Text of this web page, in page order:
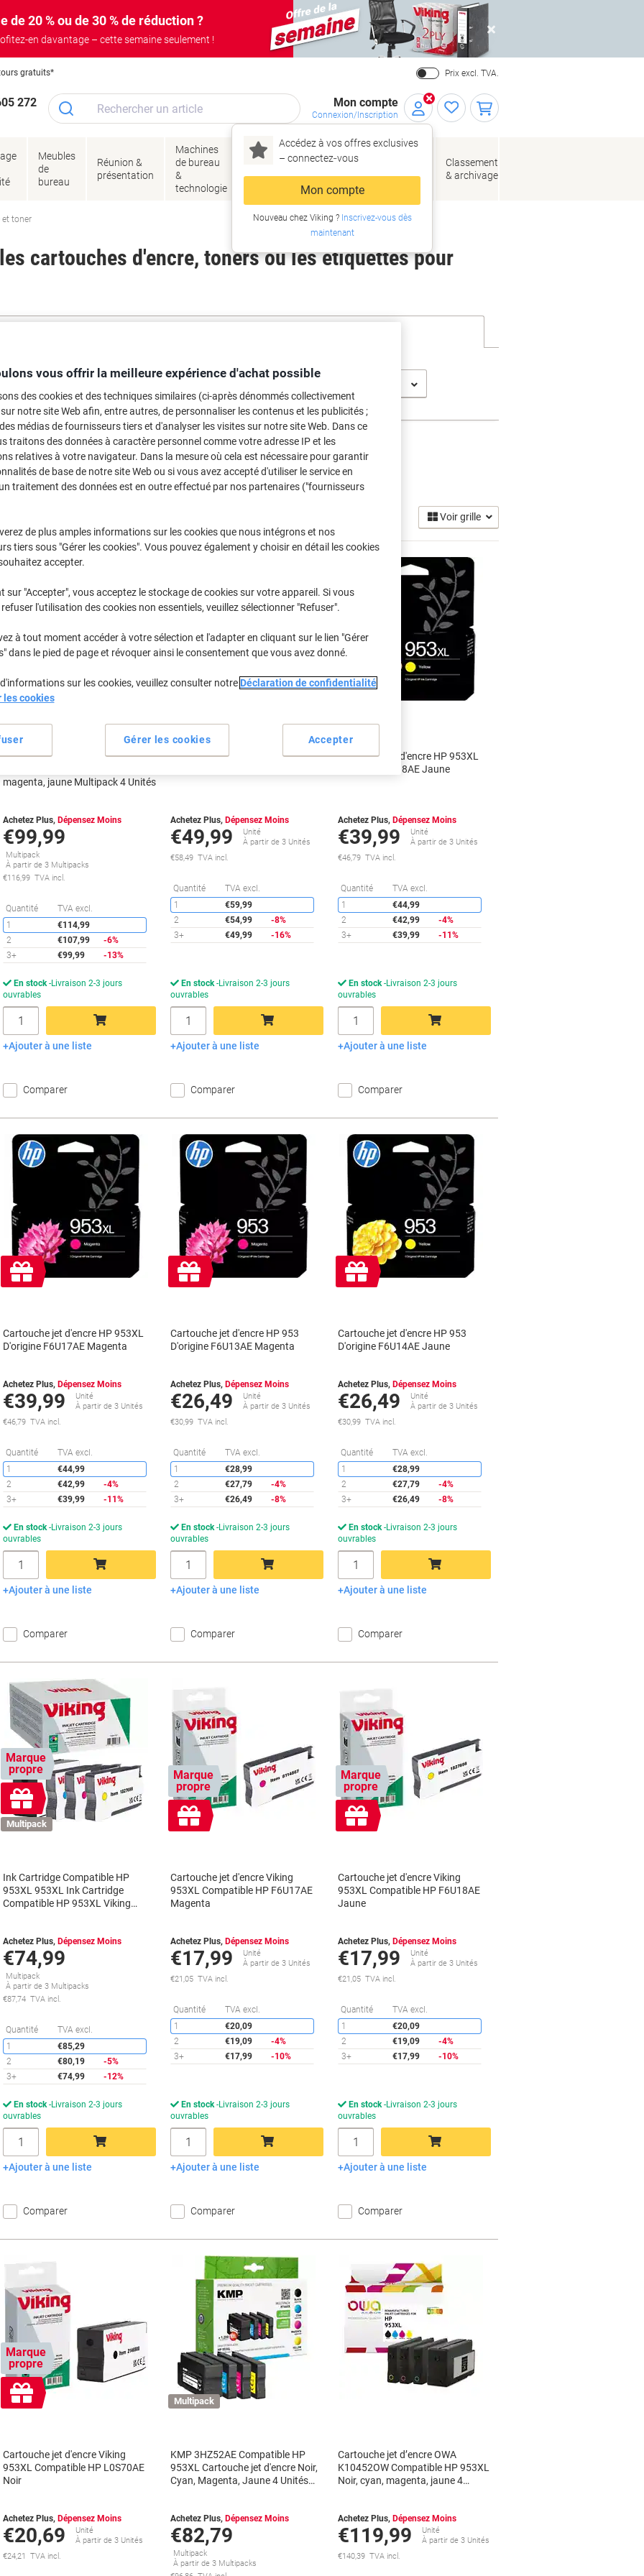
de 20 % ou de 30 % de réduction ?
en davantage – cette semaine seulement !
Close
gratuits* Prix excl. TVA.
272 Mon compte
Connexion/Inscription
Accédez à vos offres exclusives
– connectez‑vous
Mon compte
Nouveau chez Viking ?Inscrivez-vous dès
maintenant
Meubles
de
bureau
Réunion &
présentation
Machines
de bureau
&
technologie
Encres
Papier,
enveloppes
&
emballage
de bureau
Classement
& archivage
et toner
cartouches d'encre, toners ou les étiquettes pour
les cartouches précédemment achetéesSe connecter
Officejet Pro 8717 Cartouches Jet Encre
Voir grille
gratuit
Multipack
Cartouche jet d'encre HP 953
magenta, jaune Multipack 4 Unités
Achetez Plus, Dépensez Moins
€99,99
Multipack
À partir de 3 Multipacks
€116,99 TVA incl.
Quantité TVA excl.
Économies
1
€114,99
2
€107,99
-6%
3+
€99,99 -13%
En stock Livraison 2-3 jours
ouvrables
Quantité
Ajouter au panier
Ajouter à une liste
Comparer
Cadeau
Cartouche jet d'encre HP 953XL
Achetez Plus, Dépensez Moins
€49,99
Unité
À partir de 3 Unités
€58,49 TVA incl.
Quantité TVA excl.
Économies
1
€59,99
2
€54,99
-8%
3+
€49,99 -16%
En stock Livraison 2-3 jours
ouvrables
Quantité
Ajouter au panier
Ajouter à une liste
Comparer
Cadeau
Cartouche jet d'encre HP 953XL
D'origine F6U18AE Jaune
Achetez Plus, Dépensez Moins
€39,99
Unité
À partir de 3 Unités
€46,79 TVA incl.
Quantité TVA excl.
1
€44,99
2
€42,99
-4%
3+
€39,99 -11%
En stock Livraison 2-3 jours
ouvrables
Quantité
Ajouter au panier
Ajouter à une liste
Comparer
Cadeau
gratuit
Cartouche jet d'encre HP 953XL
D'origine F6U17AE Magenta
Achetez Plus, Dépensez Moins
€39,99
Unité
À partir de 3 Unités
€46,79 TVA incl.
Quantité TVA excl.
Économies
1
€44,99
2
€42,99
-4%
3+
€39,99 -11%
En stock Livraison 2-3 jours
ouvrables
Quantité
Ajouter au panier
Ajouter à une liste
Comparer
Cadeau
gratuit
Cartouche jet d'encre HP 953
D'origine F6U13AE Magenta
Achetez Plus, Dépensez Moins
€26,49
Unité
À partir de 3 Unités
€30,99 TVA incl.
Quantité TVA excl.
Économies
1
€28,99
2
€27,79
-4%
3+
€26,49 -8%
En stock Livraison 2-3 jours
ouvrables
Quantité
Ajouter au panier
Ajouter à une liste
Comparer
Cadeau
gratuit
Cartouche jet d'encre HP 953
D'origine F6U14AE Jaune
Achetez Plus, Dépensez Moins
€26,49
Unité
À partir de 3 Unités
€30,99 TVA incl.
Quantité TVA excl.
1
€28,99
2
€27,79
-4%
3+
€26,49 -8%
En stock Livraison 2-3 jours
ouvrables
Quantité
Ajouter au panier
Ajouter à une liste
Comparer
Marque
propre
Cadeau
gratuit
Multipack
Ink Cartridge Compatible HP
953XL 953XL Ink Cartridge
Compatible HP 953XL Viking
Achetez Plus, Dépensez Moins
€74,99
Multipack
À partir de 3 Multipacks
€87,74 TVA incl.
Quantité TVA excl.
Économies
1
€85,29
2
€80,19
-5%
3+
€74,99 -12%
En stock Livraison 2-3 jours
ouvrables
Quantité
Ajouter au panier
Ajouter à une liste
Comparer
Marque
propre
Cadeau
gratuit
Cartouche jet d'encre Viking
953XL Compatible HP F6U17AE
Magenta
Achetez Plus, Dépensez Moins
€17,99
Unité
À partir de 3 Unités
€21,05 TVA incl.
Quantité TVA excl.
Économies
1
€20,09
2
€19,09
-4%
3+
€17,99 -10%
En stock Livraison 2-3 jours
ouvrables
Quantité
Ajouter au panier
Ajouter à une liste
Comparer
Marque
propre
Cadeau
gratuit
Cartouche jet d'encre Viking
953XL Compatible HP F6U18AE
Jaune
Achetez Plus, Dépensez Moins
€17,99
Unité
À partir de 3 Unités
€21,05 TVA incl.
Quantité TVA excl.
1
€20,09
2
€19,09
-4%
3+
€17,99 -10%
En stock Livraison 2-3 jours
ouvrables
Quantité
Ajouter au panier
Ajouter à une liste
Comparer
Marque
propre
Cadeau
gratuit
Cartouche jet d'encre Viking
953XL Compatible HP L0S70AE
Noir
Achetez Plus, Dépensez Moins
€20,69
Unité
À partir de 3 Unités
€24,21 TVA incl.
Multipack
KMP 3HZ52AE Compatible HP
953XL Cartouche jet d'encre Noir,
Cyan, Magenta, Jaune 4 Unités
Achetez Plus, Dépensez Moins
€82,79
Multipack
À partir de 3 Multipacks
Cartouche jet d’encre OWA
K10452OW Compatible HP 953XL
Noir, cyan, magenta, jaune 4
Achetez Plus, Dépensez Moins
€119,99
Unité
À partir de 3 Unités
€140,39 TVA incl.
vous offrir la meilleure expérience d'achat possible
des cookies et des techniques similaires (ci-après dénommés collectivement
notre site Web afin, entre autres, de personnaliser les contenus et les publicités ;
médias de fournisseurs tiers et d'analyser les visites sur notre site Web. Dans ce
traitons des données à caractère personnel comme votre adresse IP et les
relatives à votre navigateur. Dans la mesure où cela est nécessaire pour garantir
de base de notre site Web ou si vous avez accepté d'utiliser le service en
traitement des données est en outre effectué par nos partenaires ("fournisseurs
de plus amples informations sur les cookies que nous intégrons et nos
tiers sous "Gérer les cookies". Vous pouvez également y choisir en détail les cookies
accepter.
sur "Accepter", vous acceptez le stockage de cookies sur votre appareil. Si vous
l'utilisation des cookies non essentiels, veuillez sélectionner "Refuser".
à tout moment accéder à votre sélection et l'adapter en cliquant sur le lien "Gérer
dans le pied de page et révoquer ainsi le consentement que vous avez donné.
sur les cookies, veuillez consulter notre Déclaration de confidentialité
les cookies
Gérer les cookies Accepter